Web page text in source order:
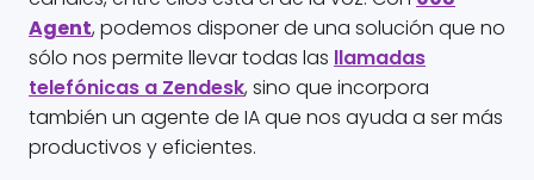
Agent, podemos disponer de una solución que no
sólo nos permite llevar todas las llamadas
telefónicas a Zendesk, sino que incorpora
también un agente de IA que nos ayuda a ser más
productivos y eficientes.